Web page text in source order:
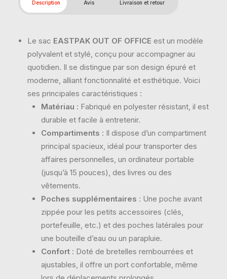
Description Avis Livraison et retour
Le sac EASTPAK OUT OF OFFICE est un modèle
polyvalent et stylé, conçu pour accompagner au
quotidien. Il se distingue par son design épuré et
moderne, alliant fonctionnalité et esthétique. Voici
ses principales caractéristiques :
Matériau : Fabriqué en polyester résistant, il est
durable et facile à entretenir.
Compartiments : Il dispose d’un compartiment
principal spacieux, idéal pour transporter des
affaires personnelles, un ordinateur portable
(jusqu’à 15 pouces), des livres ou des
vêtements.
Poches supplémentaires : Une poche avant
zippée pour les petits accessoires (clés,
portefeuille, etc.) et des poches latérales pour
une bouteille d’eau ou un parapluie.
Confort : Doté de bretelles rembourrées et
ajustables, il offre un port confortable, même